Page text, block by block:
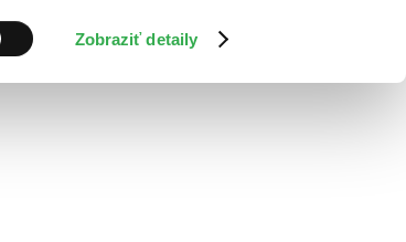
Zobraziť detaily